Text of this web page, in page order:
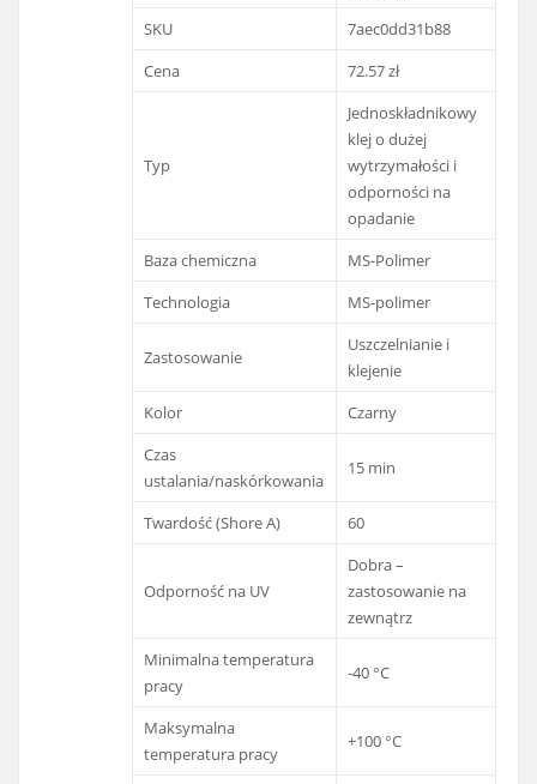
SKU
7aec0dd31b88
Cena
72.57 zł
Typ
Jednoskładnikowy
klej o dużej
wytrzymałości i
odporności na
opadanie
Baza chemiczna
MS-Polimer
Technologia
MS-polimer
Zastosowanie
Uszczelnianie i
klejenie
Kolor
Czarny
Czas
ustalania/naskórkowania
15 min
Twardość (Shore A) 60
Odporność na UV
Dobra –
zastosowanie na
zewnątrz
Minimalna temperatura
pracy
-40 °C
Maksymalna
temperatura pracy
+100 °C